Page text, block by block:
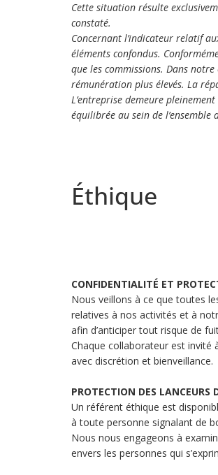
Cette situation résulte
constaté.
Concernant l’indicateur relatif
éléments confondus.
que les commissions. Dans
rémunération plus élevés. La
L’entreprise demeure
équilibrée au sein de
Éthique
CONFIDENTIALITÉ ET
Nous veillons à ce que toutes
relatives à nos activités et à
afin d’anticiper tout risque de
Chaque collaborateur est invité
avec discrétion et bienveillance.
PROTECTION DES LANCEURS
Un référent éthique est
à toute personne signalant de
Nous nous engageons à
envers les personnes qui